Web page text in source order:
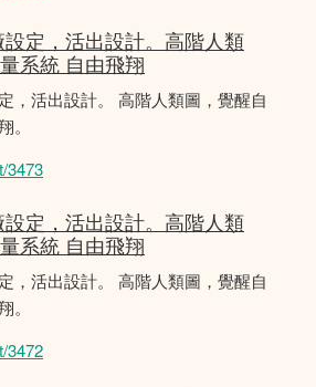
設定，活出設計。高階人類
系統 自由飛翔
，活出設計。 高階人類圖，覺醒自
3473
設定，活出設計。高階人類
系統 自由飛翔
，活出設計。 高階人類圖，覺醒自
3472